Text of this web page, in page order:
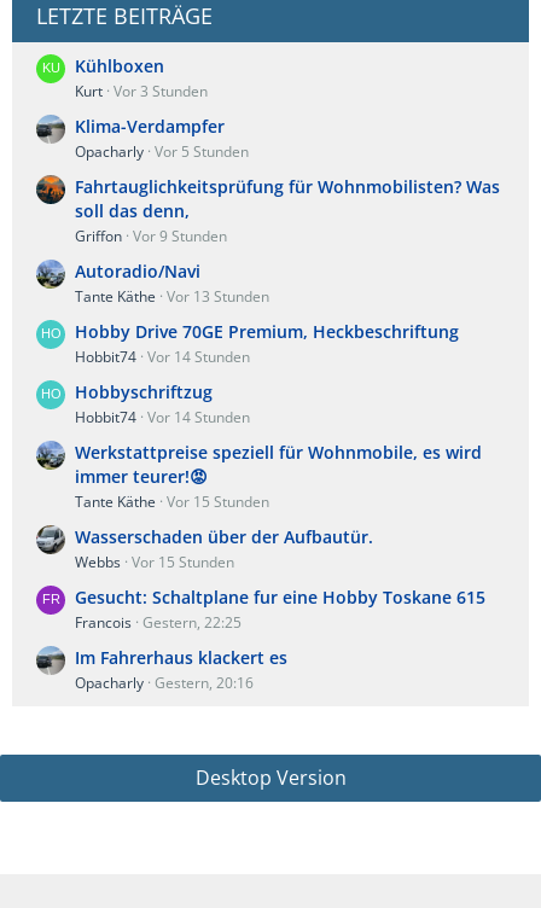
LETZTE BEITRÄGE
Kühlboxen
Kurt Vor 3 Stunden
Klima-Verdampfer
Opacharly Vor 5 Stunden
Fahrtauglichkeitsprüfung für Wohnmobilisten? Was
soll das denn,
Griffon Vor 9 Stunden
Autoradio/Navi
Tante Käthe Vor 13 Stunden
Hobby Drive 70GE Premium, Heckbeschriftung
Hobbit74 Vor 14 Stunden
Hobbyschriftzug
Hobbit74 Vor 14 Stunden
Werkstattpreise speziell für Wohnmobile, es wird
immer teurer!😡
Tante Käthe Vor 15 Stunden
Wasserschaden über der Aufbautür.
Webbs Vor 15 Stunden
Gesucht: Schaltplane fur eine Hobby Toskane 615
Francois Gestern, 22:25
Im Fahrerhaus klackert es
Opacharly Gestern, 20:16
Desktop Version